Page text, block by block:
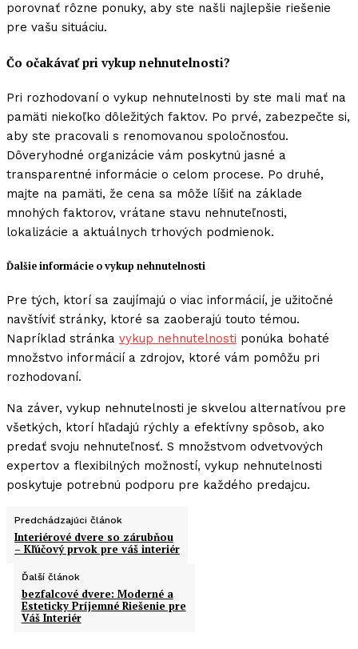
porovnať rôzne ponuky, aby ste našli najlepšie riešenie
pre vašu situáciu.
Čo očakávať pri vykup nehnutelnosti?
Pri rozhodovaní o vykup nehnutelnosti by ste mali mať na
pamäti niekoľko dôležitých faktov. Po prvé, zabezpečte si,
aby ste pracovali s renomovanou spoločnosťou.
Dôveryhodné organizácie vám poskytnú jasné a
transparentné informácie o celom procese. Po druhé,
majte na pamäti, že cena sa môže líšiť na základe
mnohých faktorov, vrátane stavu nehnuteľnosti,
lokalizácie a aktuálnych trhových podmienok.
Ďalšie informácie o vykup nehnutelnosti
Pre tých, ktorí sa zaujímajú o viac informácií, je užitočné
navštíviť stránky, ktoré sa zaoberajú touto témou.
Napríklad stránka vykup nehnutelnosti ponúka bohaté
množstvo informácií a zdrojov, ktoré vám pomôžu pri
rozhodovaní.
Na záver, vykup nehnutelnosti je skvelou alternatívou pre
všetkých, ktorí hľadajú rýchly a efektívny spôsob, ako
predať svoju nehnuteľnosť. S množstvom odvetvových
expertov a flexibilných možností, vykup nehnutelnosti
poskytuje potrebnú podporu pre každého predajcu.
Predchádzajúci článok
Interiérové dvere so zárubňou
– Kľúčový prvok pre váš interiér
Ďalší článok
bezfalcové dvere: Moderné a
Esteticky Príjemné Riešenie pre
Váš Interiér